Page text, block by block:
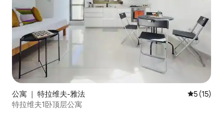
公寓 ｜ 特拉维夫-雅法 平均评分
5 (15)
特拉维夫1卧顶层公寓